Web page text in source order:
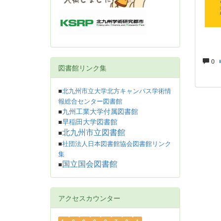
0
図書館リンク集
■北九州市立大学北方キャンパス学術情
報総合センター図書館
■九州工業大学付属図書館
■早稲田大学図書館
■北九州市立図書館
■社団法人日本図書館協会図書館リンク
集
■ 国立国会図書館
アクセスカウンター